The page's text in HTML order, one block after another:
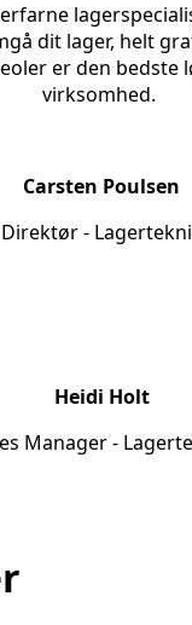
dit lager, helt
er den bedste
virksomhed.
Carsten Poulsen
Direktør -
Heidi Holt
Manager -